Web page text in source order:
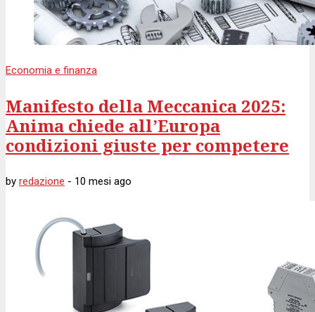
Economia e finanza
Manifesto della Meccanica 2025:
Anima chiede all’Europa
condizioni giuste per competere
by redazione - 10 mesi ago